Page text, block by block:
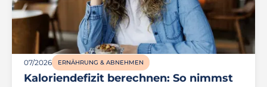
07/2026 ERNÄHRUNG & ABNEHMEN
Kaloriendefizit berechnen: So nimmst